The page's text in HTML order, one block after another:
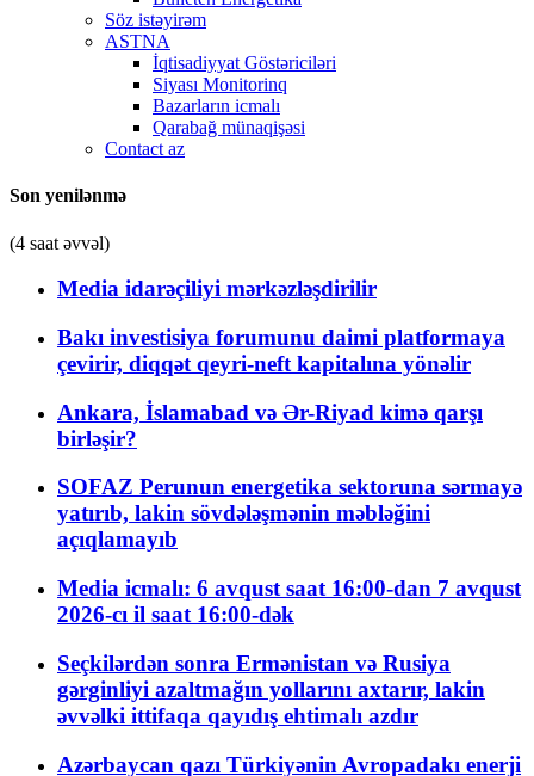
Söz istəyirəm
ASTNA
İqtisadiyyat Göstəriciləri
Siyası Monitorinq
Bazarların icmalı
Qarabağ münaqişəsi
Contact az
Son yenilənmə
(4 saat əvvəl)
Media idarəçiliyi mərkəzləşdirilir
Bakı investisiya forumunu daimi platformaya
çevirir, diqqət qeyri-neft kapitalına yönəlir
Ankara, İslamabad və Ər-Riyad kimə qarşı
birləşir?
SOFAZ Perunun energetika sektoruna sərmayə
yatırıb, lakin sövdələşmənin məbləğini
açıqlamayıb
Media icmalı: 6 avqust saat 16:00-dan 7 avqust
2026-cı il saat 16:00-dək
Seçkilərdən sonra Ermənistan və Rusiya
gərginliyi azaltmağın yollarını axtarır, lakin
əvvəlki ittifaqa qayıdış ehtimalı azdır
Azərbaycan qazı Türkiyənin Avropadakı enerji